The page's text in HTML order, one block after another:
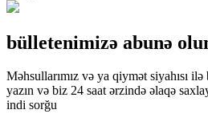
bülletenimizə abunə
Məhsullarımız və ya qiymət siyahısı ilə
yazın və biz 24 saat ərzində əlaqə
indi sorğu